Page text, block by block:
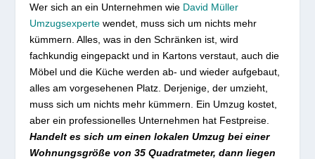
Wer sich an ein Unternehmen wie David Müller
Umzugsexperte wendet, muss sich um nichts mehr
kümmern. Alles, was in den Schränken ist, wird
fachkundig eingepackt und in Kartons verstaut, auch die
Möbel und die Küche werden ab- und wieder aufgebaut,
alles am vorgesehenen Platz. Derjenige, der umzieht,
muss sich um nichts mehr kümmern. Ein Umzug kostet,
aber ein professionelles Unternehmen hat Festpreise.
Handelt es sich um einen lokalen Umzug bei einer
Wohnungsgröße von 35 Quadratmeter, dann liegen